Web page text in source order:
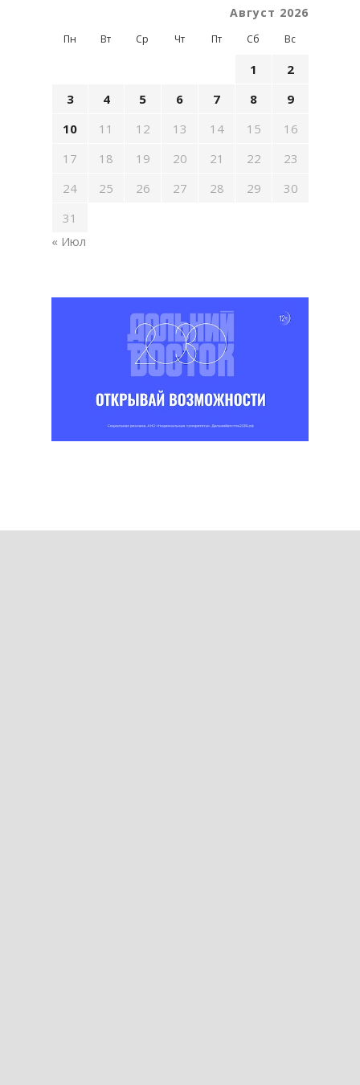
Август 2026
Пн Вт Ср Чт Пт Сб Вс
1
2
3
4 5 6 7 8
9
10
11 12 13 14 15
16
17
18 19 20 21 22
23
24
25 26 27 28 29
30
31
« Июл